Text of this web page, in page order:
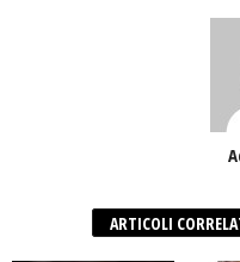
ARTICOLI